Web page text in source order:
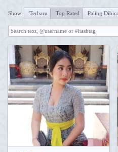
Show: Terbaru Top Rated Paling